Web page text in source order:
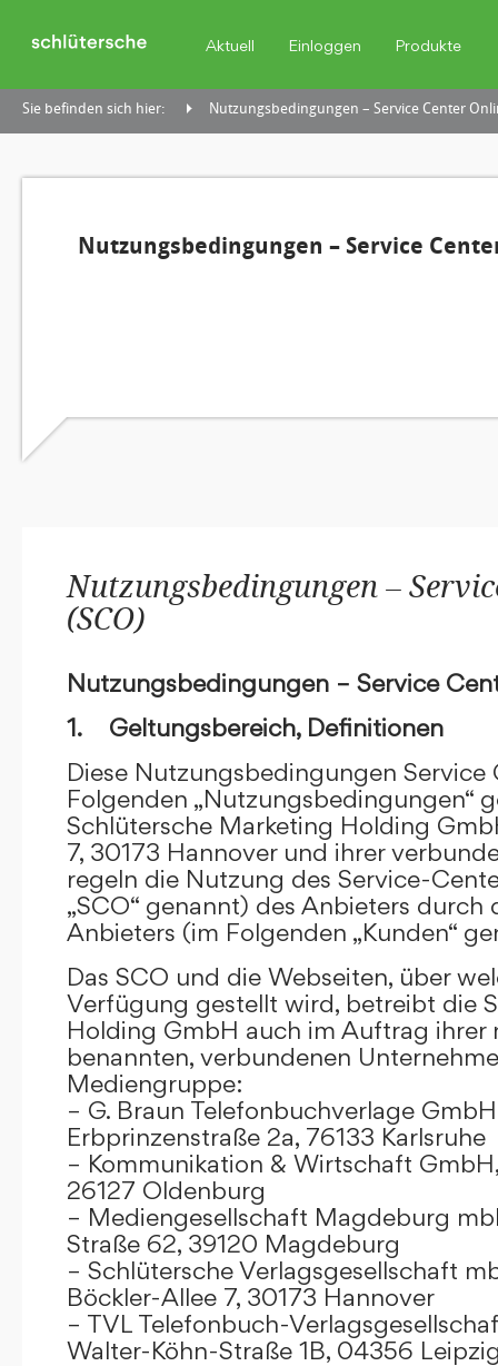
Aktuell Einloggen Produkte
Sie befinden sich hier: Nutzungsbedingungen – Service Center
Nutzungsbedingungen – Service
Nutzungsbedingungen –
(SCO)
Nutzungsbedingungen – Service
1. Geltungsbereich, Definitionen
Diese Nutzungsbedingungen Service
Folgenden „Nutzungsbedingungen“
Schlütersche Marketing Holding
7, 30173 Hannover und ihrer
regeln die Nutzung des Service-
„SCO“ genannt) des Anbieters durch
Anbieters (im Folgenden „Kunden“
Das SCO und die Webseiten, über
Verfügung gestellt wird, betreibt die
Holding GmbH auch im Auftrag ihrer
benannten, verbundenen
Mediengruppe:
– G. Braun Telefonbuchverlage GmbH
Erbprinzenstraße 2a, 76133 Karlsruhe
– Kommunikation & Wirtschaft
26127 Oldenburg
– Mediengesellschaft Magdeburg
Straße 62, 39120 Magdeburg
– Schlütersche Verlagsgesellschaft
Böckler-Allee 7, 30173 Hannover
– TVL Telefonbuch-
Walter-Köhn-Straße 1B, 04356